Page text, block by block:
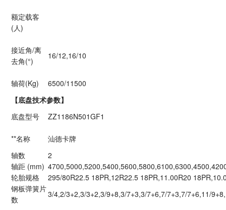
额定载客
(人)
接近角/离
去角(°)
16/12,16/10
轴荷(Kg)
6500/11500
【底盘技术参数】
底盘型号
ZZ1186N501GF1
**名称
汕德卡牌
轴数
2
轴距 (mm)
轮胎规格
295/80R22.5 18PR,12R22.5 18PR,11.00R20
钢板弹簧片
数
3/4,2/3+2,3/3+2,3/9+8,3/7+3,3/7+6,7/7+3,7/7+6,11/